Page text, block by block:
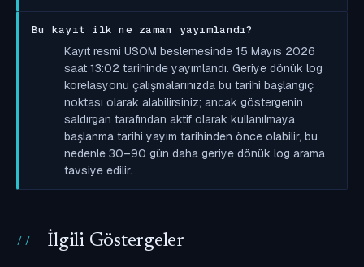
Bu kayıt ilk ne zaman yayımlandı?
Kayıt resmi USOM beslemesinde 15 Mayıs 2026
saat 13:02 tarihinde yayımlandı. Geriye dönük log
korelasyonu çalışmalarınızda bu tarihi başlangıç
noktası olarak alabilirsiniz; ancak göstergenin
saldırgan tarafından aktif olarak kullanılmaya
başlanma tarihi yayım tarihinden önce olabilir, bu
nedenle 30–90 gün daha geriye dönük log arama
tavsiye edilir.
İlgili Göstergeler